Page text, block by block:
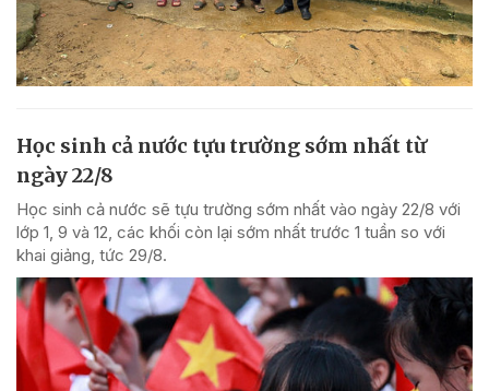
Học sinh cả nước tựu trường sớm nhất từ
ngày 22/8
Học sinh cả nước sẽ tựu trường sớm nhất vào ngày 22/8 với
lớp 1, 9 và 12, các khối còn lại sớm nhất trước 1 tuần so với
khai giảng, tức 29/8.